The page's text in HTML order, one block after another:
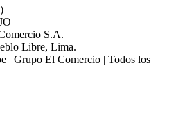
S.A.
Libre, Lima.
| Grupo El Comercio | Todos los